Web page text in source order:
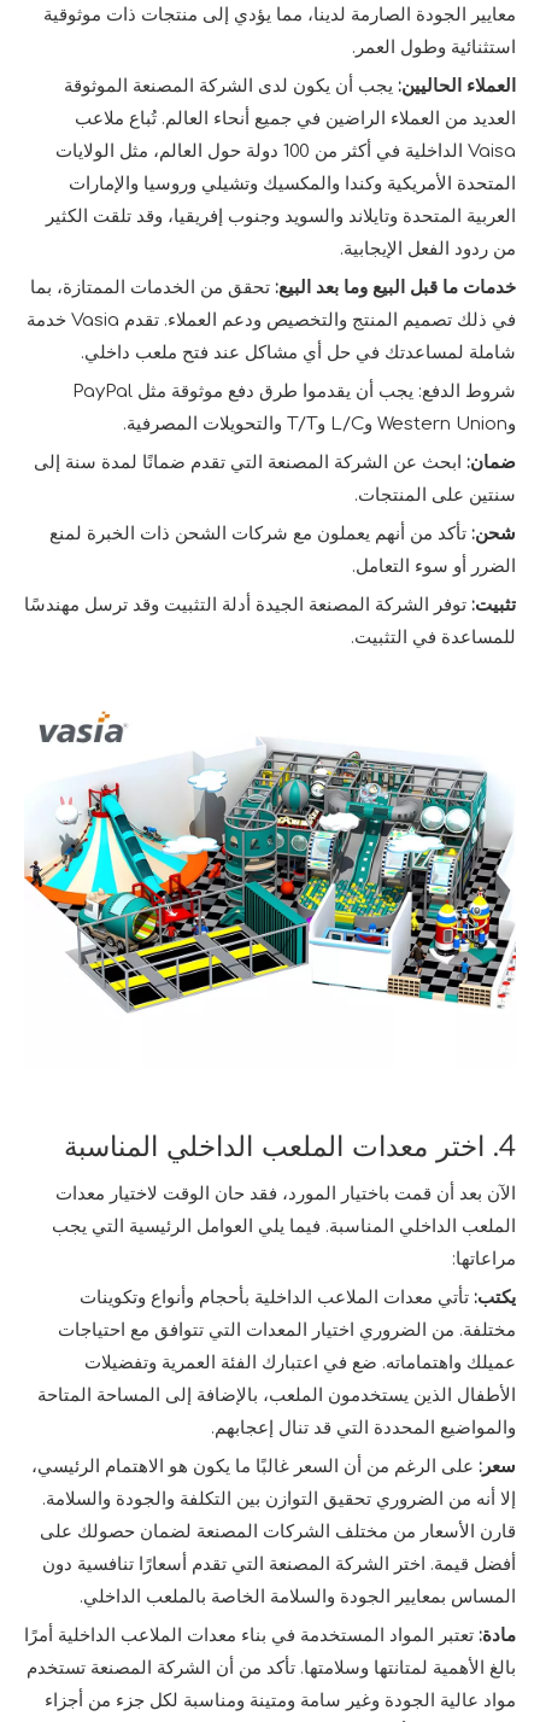
معايير الجودة الصارمة لدينا، مما يؤدي إلى منتجات ذات موثوقية
استثنائية وطول العمر.
العملاء الحاليين: يجب أن يكون لدى الشركة المصنعة الموثوقة
العديد من العملاء الراضين في جميع أنحاء العالم. تُباع ملاعب
Vaisa الداخلية في أكثر من 100 دولة حول العالم، مثل الولايات
المتحدة الأمريكية وكندا والمكسيك وتشيلي وروسيا والإمارات
العربية المتحدة وتايلاند والسويد وجنوب إفريقيا، وقد تلقت الكثير
من ردود الفعل الإيجابية.
خدمات ما قبل البيع وما بعد البيع: تحقق من الخدمات الممتازة، بما
في ذلك تصميم المنتج والتخصيص ودعم العملاء. تقدم Vasia خدمة
شاملة لمساعدتك في حل أي مشاكل عند فتح ملعب داخلي.
شروط الدفع: يجب أن يقدموا طرق دفع موثوقة مثل PayPal
وWestern Union وL/C وT/T والتحويلات المصرفية.
ضمان: ابحث عن الشركة المصنعة التي تقدم ضمانًا لمدة سنة إلى
سنتين على المنتجات.
شحن: تأكد من أنهم يعملون مع شركات الشحن ذات الخبرة لمنع
الضرر أو سوء التعامل.
تثبيت: توفر الشركة المصنعة الجيدة أدلة التثبيت وقد ترسل مهندسًا
للمساعدة في التثبيت.
4. اختر معدات الملعب الداخلي المناسبة
الآن بعد أن قمت باختيار المورد، فقد حان الوقت لاختيار معدات
الملعب الداخلي المناسبة. فيما يلي العوامل الرئيسية التي يجب
مراعاتها:
يكتب: تأتي معدات الملاعب الداخلية بأحجام وأنواع وتكوينات
مختلفة. من الضروري اختيار المعدات التي تتوافق مع احتياجات
عميلك واهتماماته. ضع في اعتبارك الفئة العمرية وتفضيلات
الأطفال الذين يستخدمون الملعب، بالإضافة إلى المساحة المتاحة
والمواضيع المحددة التي قد تنال إعجابهم.
سعر: على الرغم من أن السعر غالبًا ما يكون هو الاهتمام الرئيسي،
إلا أنه من الضروري تحقيق التوازن بين التكلفة والجودة والسلامة.
قارن الأسعار من مختلف الشركات المصنعة لضمان حصولك على
أفضل قيمة. اختر الشركة المصنعة التي تقدم أسعارًا تنافسية دون
المساس بمعايير الجودة والسلامة الخاصة بالملعب الداخلي.
مادة: تعتبر المواد المستخدمة في بناء معدات الملاعب الداخلية أمرًا
بالغ الأهمية لمتانتها وسلامتها. تأكد من أن الشركة المصنعة تستخدم
مواد عالية الجودة وغير سامة ومتينة ومناسبة لكل جزء من أجزاء